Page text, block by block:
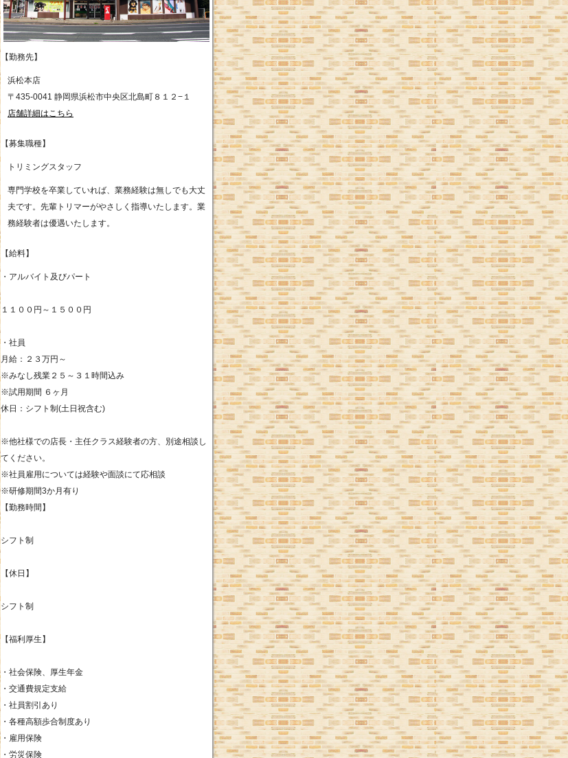
【勤務先】
浜松本店
〒435-0041 静岡県浜松市中央区北島町８１２−１
店舗詳細はこちら
【募集職種】
トリミングスタッフ
専門学校を卒業していれば、業務経験は無しでも大丈
夫です。先輩トリマーがやさしく指導いたします。業
務経験者は優遇いたします。
【給料】
・アルバイト及びパート
１１００円～１５００円
・社員
月給：２３万円～
※みなし残業２５～３１時間込み
※試用期間 ６ヶ月
休日：シフト制(土日祝含む)
※他社様での店長・主任クラス経験者の方、別途相談し
てください。
※社員雇用については経験や面談にて応相談
※研修期間3か月有り
【勤務時間】
シフト制
【休日】
シフト制
【福利厚生】
・社会保険、厚生年金
・交通費規定支給
・社員割引あり
・各種高額歩合制度あり
・雇用保険
・労災保険